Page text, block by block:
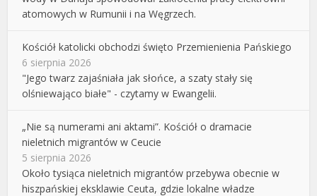
atomowych w Rumunii i na Węgrzech.
Kościół katolicki obchodzi święto Przemienienia Pańskiego
6 sierpnia 2026
"Jego twarz zajaśniała jak słońce, a szaty stały się
olśniewająco białe" - czytamy w Ewangelii.
„Nie są numerami ani aktami”. Kościół o dramacie
nieletnich migrantów w Ceucie
5 sierpnia 2026
Około tysiąca nieletnich migrantów przebywa obecnie w
hiszpańskiej eksklawie Ceuta, gdzie lokalne władze